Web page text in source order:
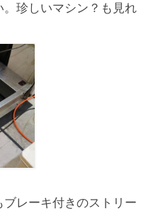
珍しいマシン？も見れ
レーキ付きのストリー